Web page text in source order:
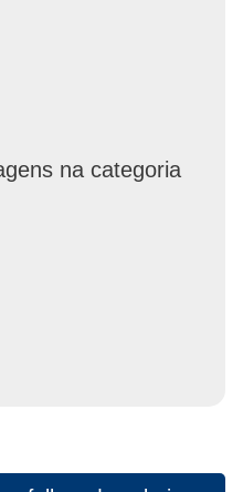
na categoria